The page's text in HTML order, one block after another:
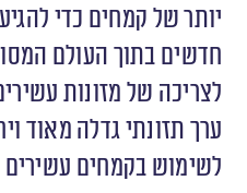
יותר של קמחים כדי
חדשים בתוך העולם
לצריכה של מזונות
ערך תזונתי גדלה מאוד
לשימוש בקמחים עשירים